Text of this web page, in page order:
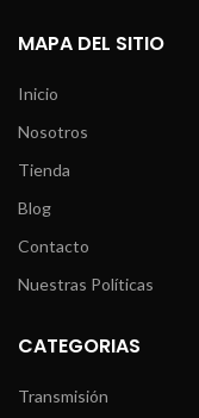
MAPA DEL SITIO
Inicio
Nosotros
Tienda
Blog
Contacto
Nuestras Políticas
CATEGORIAS
Transmisión